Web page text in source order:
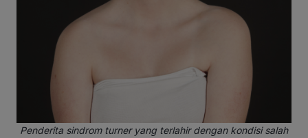
Penderita sindrom turner yang terlahir dengan kondisi salah